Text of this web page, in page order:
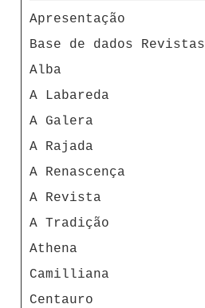
Apresentação
Base de dados Revistas
Alba
A Labareda
A Galera
A Rajada
A Renascença
A Revista
A Tradição
Athena
Camilliana
Centauro